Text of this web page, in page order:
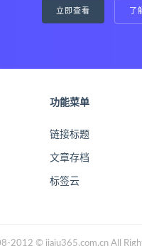
立即查看 了
功能菜单
链接标题
文章存档
标签云
2012 © jiaju365.com.cn All